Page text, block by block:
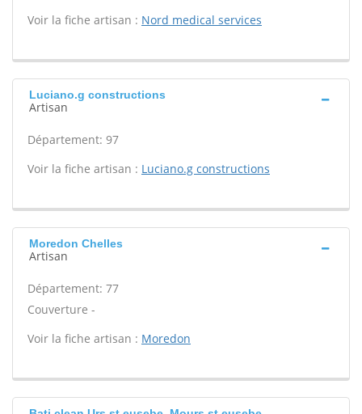
Voir la fiche artisan : Nord medical services
Luciano.g constructions
Artisan
Département: 97
Voir la fiche artisan : Luciano.g constructions
Moredon Chelles
Artisan
Département: 77
Couverture -
Voir la fiche artisan : Moredon